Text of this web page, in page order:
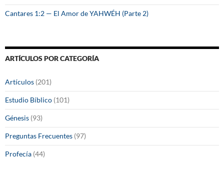
Cantares 1:2 — El Amor de YAHWÉH (Parte 2)
ARTÍCULOS POR CATEGORÍA
Artículos (201)
Estudio Bíblico (101)
Génesis (93)
Preguntas Frecuentes (97)
Profecía (44)